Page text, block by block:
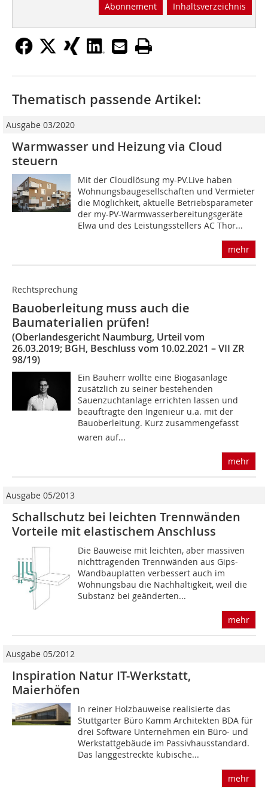
Abonnement Inhaltsverzeichnis
Thematisch passende Artikel:
Ausgabe 03/2020
Warmwasser und Heizung via Cloud
steuern
Mit der Cloudlösung my-PV.Live haben
Wohnungsbaugesellschaften und Vermieter
die Möglichkeit, aktuelle Betriebsparameter
der my-PV-Warmwasserbereitungsgeräte
Elwa und des Leistungsstellers AC Thor...
mehr
Rechtsprechung
Bauoberleitung muss auch die
Baumaterialien prüfen!
(Oberlandesgericht Naumburg, Urteil vom
26.03.2019; BGH, Beschluss vom 10.02.2021 – VII ZR
98/19)
Ein Bauherr wollte eine Biogasanlage
zusätzlich zu seiner bestehenden
Sauenzuchtanlage errichten lassen und
beauftragte den Ingenieur u.a. mit der
Bauoberleitung. Kurz zusammengefasst
waren auf...
mehr
Ausgabe 05/2013
Schallschutz bei leichten Trennwänden
Vorteile mit elastischem Anschluss
Die Bauweise mit leichten, aber massiven
nichttragenden Trennwänden aus Gips-
Wand­bauplatten verbessert auch im
Wohnungsbau die Nachhaltigkeit, weil die
Substanz bei geänderten...
mehr
Ausgabe 05/2012
Inspiration Natur IT-Werkstatt,
Maierhöfen
In reiner Holzbauweise realisierte das
Stuttgarter Büro Kamm Architekten BDA für
drei Software Unternehmen ein Büro- und
Werkstattgebäude im Passivhausstandard.
Das langgestreckte kubische...
mehr